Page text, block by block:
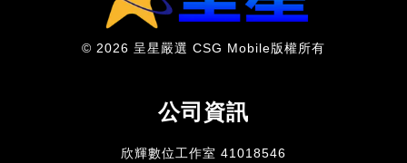
© 2026 呈星嚴選 CSG Mobile版權所有
公司資訊
欣輝數位工作室 41018546